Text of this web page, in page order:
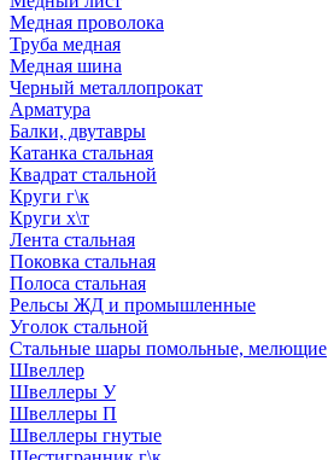
Медная проволока
Труба медная
Медная шина
Черный металлопрокат
Арматура
Балки, двутавры
Катанка стальная
Квадрат стальной
Круги г\к
Круги х\т
Лента стальная
Поковка стальная
Полоса стальная
Рельсы ЖД и промышленные
Уголок стальной
Стальные шары помольные, мелющие
Швеллер
Швеллеры У
Швеллеры П
Швеллеры гнутые